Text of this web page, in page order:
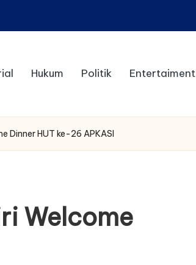
Hukum Politik Entertaiment
Dinner HUT ke-26 APKASI
Welcome